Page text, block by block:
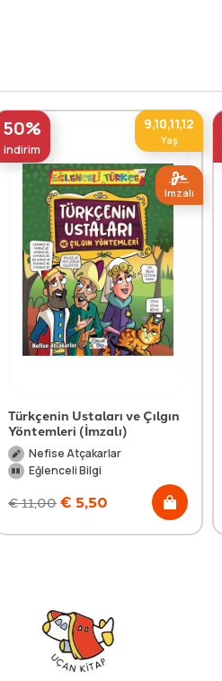
50%
indirim
9,10,11,12
Yaş
Imzalı
Türkçenin Ustaları ve Çılgın
Yöntemleri (İmzalı)
Nefise Atçakarlar
Eğlenceli Bilgi
€11,00 € 5,50